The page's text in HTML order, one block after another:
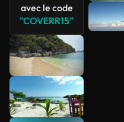
avec le code
"COVERR15"